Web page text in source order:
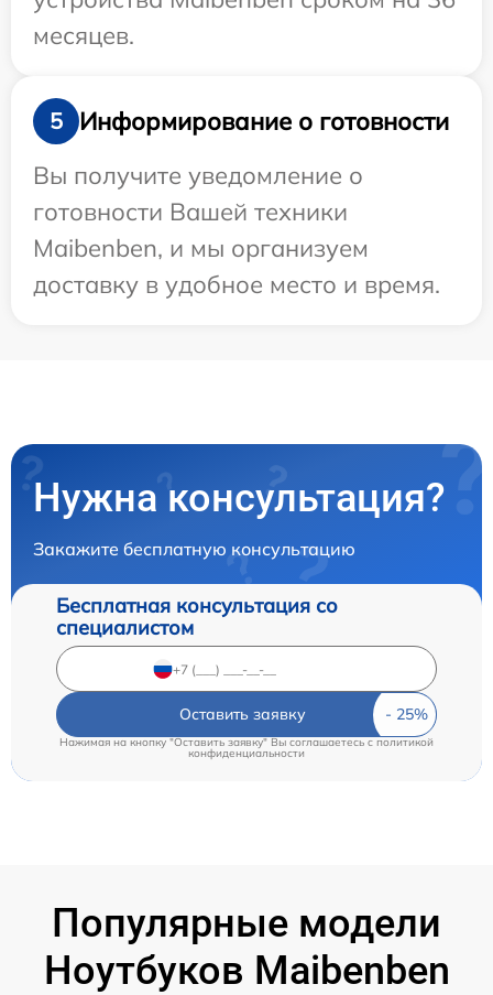
месяцев.
5
Информирование о готовности
Вы получите уведомление о
готовности Вашей техники
Maibenben, и мы организуем
доставку в удобное место и время.
Нужна консультация?
Закажите бесплатную консультацию
Бесплатная консультация со
специалистом
Оставить заявку
Нажимая на кнопку "Оставить заявку" Вы соглашаетесь cполитикой
конфиденциальности
Популярные модели
Ноутбуков Maibenben